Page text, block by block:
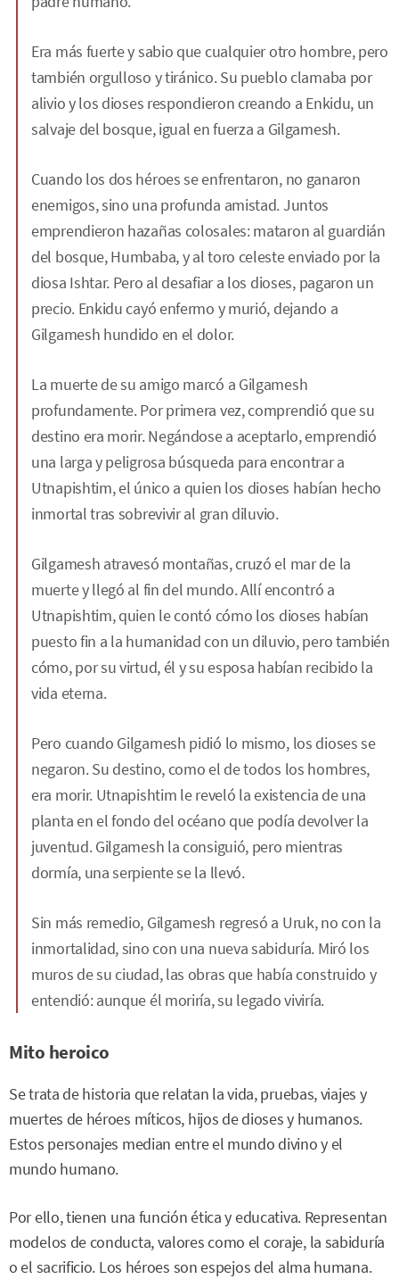
Era más fuerte y sabio que cualquier otro hombre, pero
también orgulloso y tiránico. Su pueblo clamaba por
alivio y los dioses respondieron creando a Enkidu, un
salvaje del bosque, igual en fuerza a Gilgamesh.
Cuando los dos héroes se enfrentaron, no ganaron
enemigos, sino una profunda amistad. Juntos
emprendieron hazañas colosales: mataron al guardián
del bosque, Humbaba, y al toro celeste enviado por la
diosa Ishtar. Pero al desafiar a los dioses, pagaron un
precio. Enkidu cayó enfermo y murió, dejando a
Gilgamesh hundido en el dolor.
La muerte de su amigo marcó a Gilgamesh
profundamente. Por primera vez, comprendió que su
destino era morir. Negándose a aceptarlo, emprendió
una larga y peligrosa búsqueda para encontrar a
Utnapishtim, el único a quien los dioses habían hecho
inmortal tras sobrevivir al gran diluvio.
Gilgamesh atravesó montañas, cruzó el mar de la
muerte y llegó al fin del mundo. Allí encontró a
Utnapishtim, quien le contó cómo los dioses habían
puesto fin a la humanidad con un diluvio, pero también
cómo, por su virtud, él y su esposa habían recibido la
vida eterna.
Pero cuando Gilgamesh pidió lo mismo, los dioses se
negaron. Su destino, como el de todos los hombres,
era morir. Utnapishtim le reveló la existencia de una
planta en el fondo del océano que podía devolver la
juventud. Gilgamesh la consiguió, pero mientras
dormía, una serpiente se la llevó.
Sin más remedio, Gilgamesh regresó a Uruk, no con la
inmortalidad, sino con una nueva sabiduría. Miró los
muros de su ciudad, las obras que había construido y
entendió: aunque él moriría, su legado viviría.
Mito heroico
Se trata de historia que relatan la vida, pruebas, viajes y
muertes de héroes míticos, hijos de dioses y humanos.
Estos personajes median entre el mundo divino y el
mundo humano.
Por ello, tienen una función ética y educativa. Representan
modelos de conducta, valores como el coraje, la sabiduría
o el sacrificio. Los héroes son espejos del alma humana.